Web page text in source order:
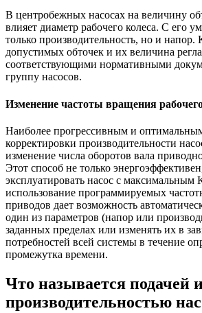
В центробежных насосах на величину
влияет диаметр рабочего колеса. С его
только производительность, но и напор.
допустимых обточек и их величина
соответствующими нормативными
группу насосов.
Изменение частоты вращения
Наиболее прогрессивным и
корректировки производительности
изменение числа оборотов вала
Этот способ не только
эксплуатировать насос с
использование программируемых
приводов дает возможность
один из параметров (напор или
заданных пределах или изменять их в
потребностей всей системы в течение
промежутка времени.
Что называется подачей
производительностью